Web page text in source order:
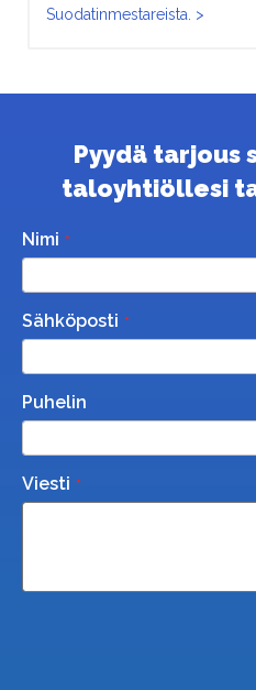
Suodatinmestareista. >
Pyydä tarjous
taloyhtiöllesi
Nimi
Sähköposti
Puhelin
Viesti